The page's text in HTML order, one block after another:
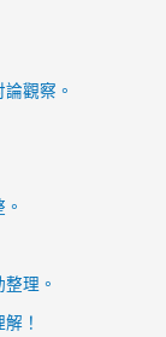
觀察。
理。
！